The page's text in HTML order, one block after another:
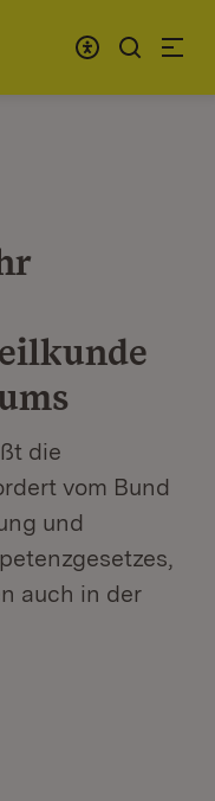
die
vom Bund
und
auch in der